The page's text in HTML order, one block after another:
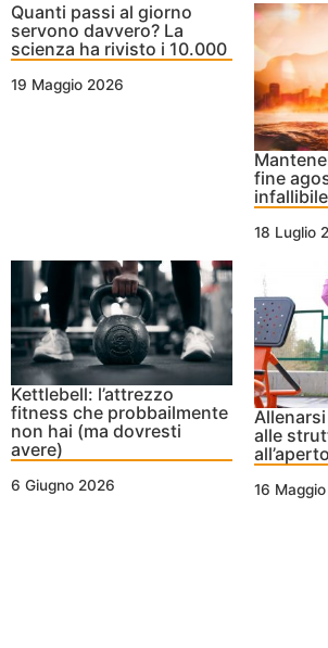
Quanti passi al giorno
servono davvero? La
scienza ha rivisto i 10.000
19 Maggio 2026
fine
infallibile
18 Luglio
Kettlebell: l’attrezzo
fitness che probbailmente
non hai (ma dovresti
avere)
6 Giugno 2026
alle
all’aperto
16